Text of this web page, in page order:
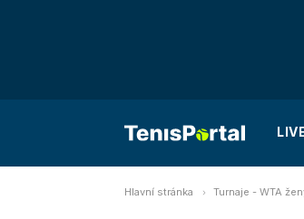
Hlavní stránka Turnaje - WTA